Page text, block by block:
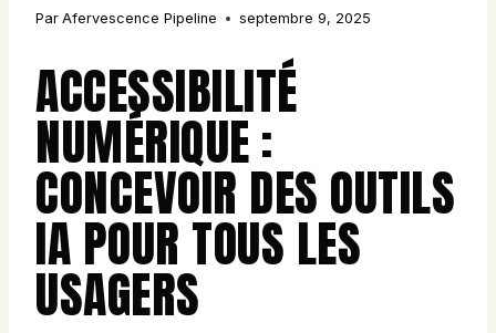
Par Afervescence Pipeline septembre 9, 2025
ACCESSIBILITÉ
NUMÉRIQUE :
CONCEVOIR DES OUTILS
IA POUR TOUS LES
USAGERS